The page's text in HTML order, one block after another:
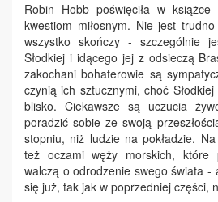
Robin Hobb poświęciła w książce
kwestiom miłosnym. Nie jest
wszystko skończy - szczególnie
Słodkiej i idącego jej z odsieczą
zakochani bohaterowie są
czynią ich sztucznymi, choć
blisko. Ciekawsze są uczucia
poradzić sobie ze swoją
stopniu, niż ludzie na pokładzie.
też oczami węży morskich, które
walczą o odrodzenie swego świata -
się już, tak jak w poprzedniej części,